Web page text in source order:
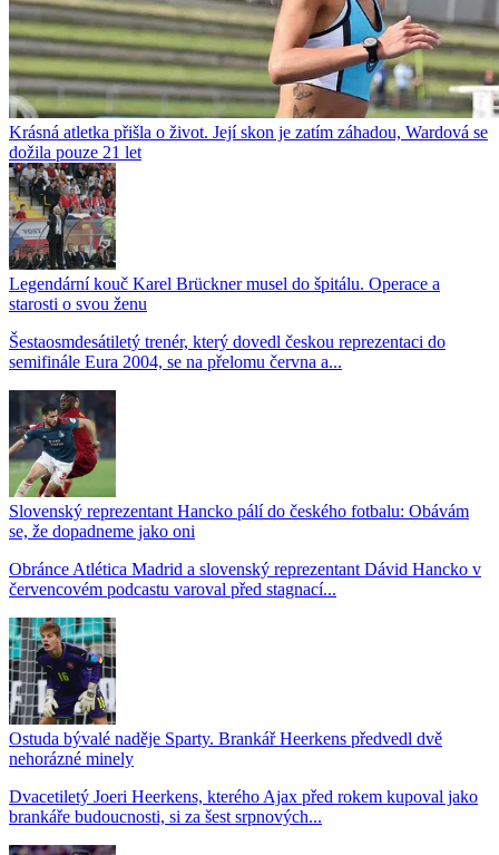
Krásná atletka přišla o život. Její skon je zatím záhadou, Wardová se
dožila pouze 21 let
Legendární kouč Karel Brückner musel do špitálu. Operace a
starosti o svou ženu
Šestaosmdesátiletý trenér, který dovedl českou reprezentaci do
semifinále Eura 2004, se na přelomu června a...
Slovenský reprezentant Hancko pálí do českého fotbalu: Obávám
se, že dopadneme jako oni
Obránce Atlética Madrid a slovenský reprezentant Dávid Hancko v
červencovém podcastu varoval před stagnací...
Ostuda bývalé naděje Sparty. Brankář Heerkens předvedl dvě
nehorázné minely
Dvacetiletý Joeri Heerkens, kterého Ajax před rokem kupoval jako
brankáře budoucnosti, si za šest srpnových...